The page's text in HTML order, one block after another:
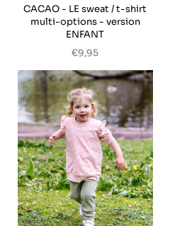
CACAO - LE sweat / t-shirt
multi-options - version
ENFANT
€9,95